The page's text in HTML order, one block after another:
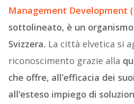
Management Development
sottolineato, è un
Svizzera. La città elvetica si
riconoscimento grazie alla
che offre, all’efficacia dei
all’esteso impiego di